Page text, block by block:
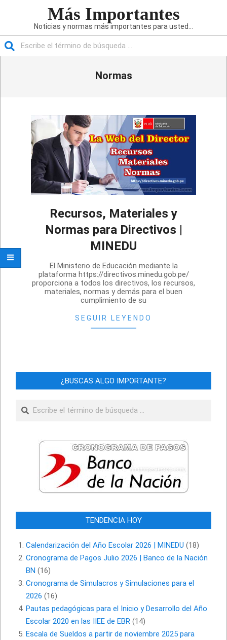
Más Importantes
Noticias y normas más importantes para usted...
Normas
Recursos, Materiales y
Normas para Directivos |
MINEDU
02-
06
El Ministerio de Educación mediante la
plataforma https://directivos.minedu.gob.pe/
proporciona a todos los directivos, los recursos,
materiales, normas y demás para el buen
cumplimiento de su
SEGUIR LEYENDO
¿BUSCAS ALGO IMPORTANTE?
Buscar
TENDENCIA HOY
Calendarización del Año Escolar 2026 | MINEDU (18)
Cronograma de Pagos Julio 2026 | Banco de la Nación
BN (16)
Cronograma de Simulacros y Simulaciones para el
2026 (16)
Pautas pedagógicas para el Inicio y Desarrollo del Año
Escolar 2020 en las IIEE de EBR (14)
Escala de Sueldos a partir de noviembre 2025 para